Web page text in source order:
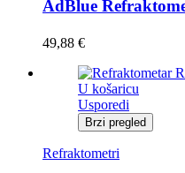
AdBlue
49,88 €
U košaricu
Usporedi
Brzi pregled
Refraktometri